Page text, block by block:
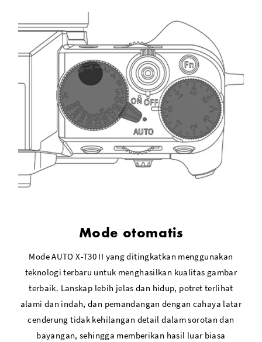
Mode otomatis
Mode AUTO X-T30 II yang ditingkatkan menggunakan
teknologi terbaru untuk menghasilkan kualitas gambar
terbaik. Lanskap lebih jelas dan hidup, potret terlihat
alami dan indah, dan pemandangan dengan cahaya latar
cenderung tidak kehilangan detail dalam sorotan dan
bayangan, sehingga memberikan hasil luar biasa